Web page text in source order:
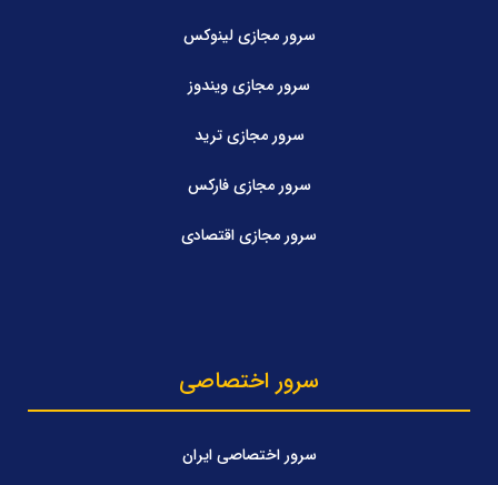
سرور مجازی لینوکس
سرور مجازی ویندوز
سرور مجازی ترید
سرور مجازی فارکس
سرور مجازی اقتصادی
سرور اختصاصی
سرور اختصاصی ایران